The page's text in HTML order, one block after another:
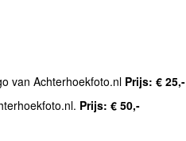
van Achterhoekfoto.nl Prijs: € 25,-
Prijs: € 50,-